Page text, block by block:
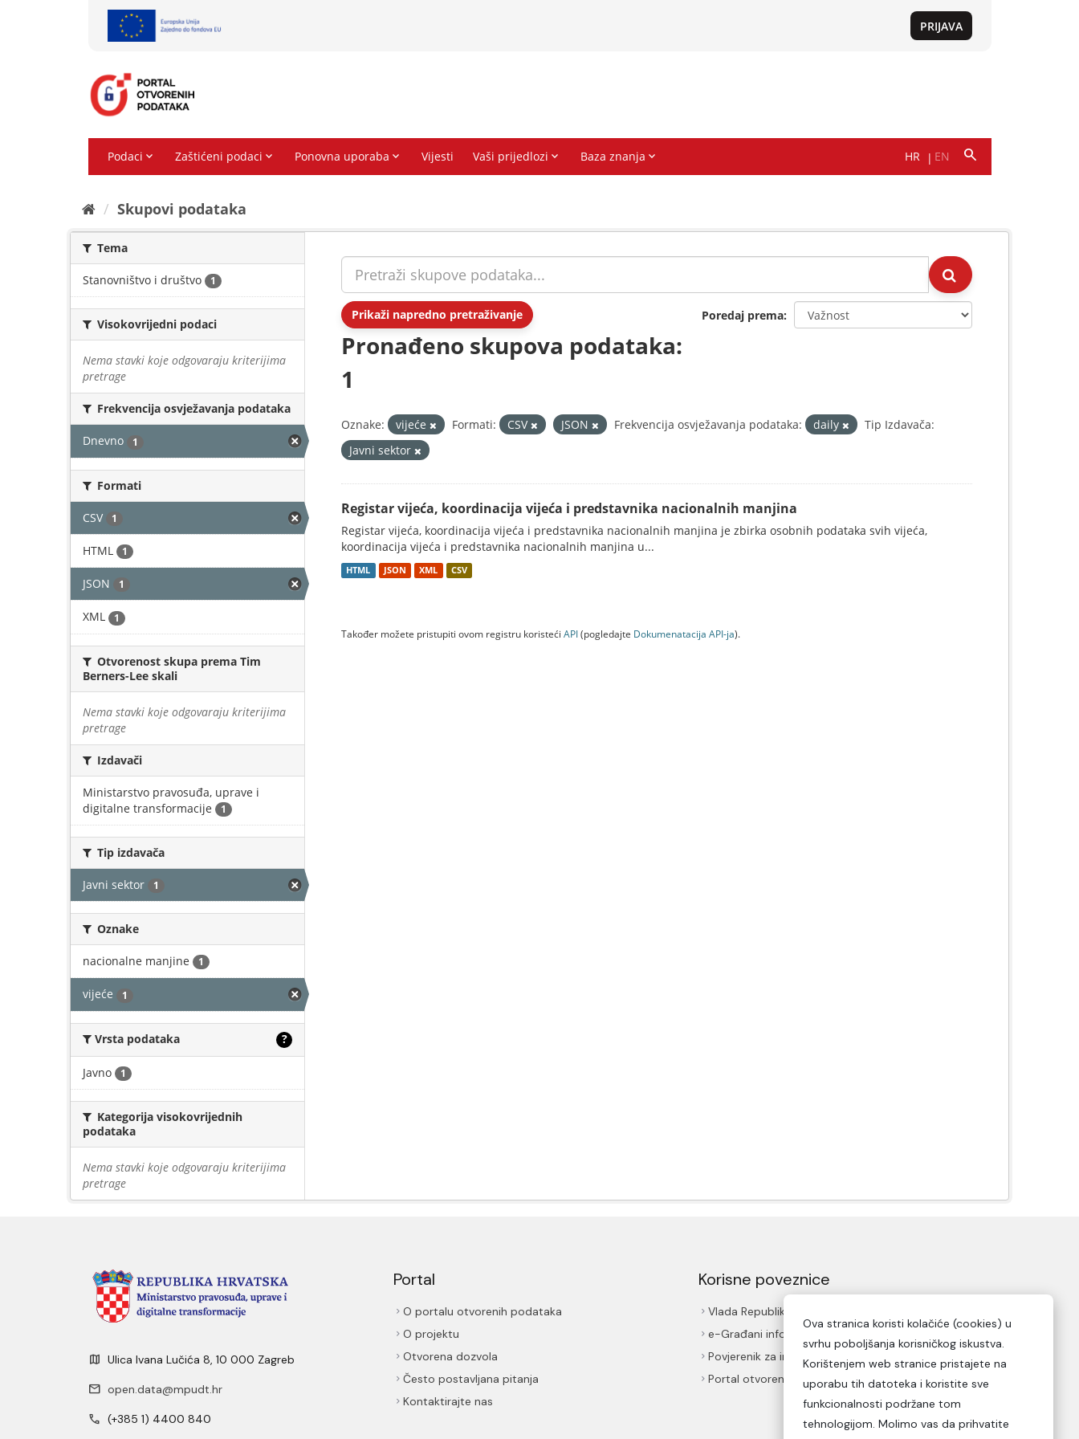
Skupovi podаtаkа
Tema
Stanovništvo i društvo 1
Visokovrijedni podaci
Nema stavki koje odgovaraju kriterijima
pretrage
Frekvencija osvježavanja podataka
Dnevno 1
Formati
CSV 1
HTML 1
JSON 1
XML 1
Otvorenost skupa prema Tim
Berners-Lee skali
Nema stavki koje odgovaraju kriterijima
pretrage
Izdavači
Ministarstvo pravosuđa, uprave i
digitalne transformacije
1
Tip izdavača
Javni sektor 1
Oznake
nacionalne manjine 1
vijeće 1
Vrsta podataka ?
Javno 1
Kategorija visokovrijednih
podataka
Nema stavki koje odgovaraju kriterijima
pretrage
Prikaži napredno pretraživanje Poredaj prema
Pronađeno skupova podataka:
1
Oznake: vijeće Formati: CSV JSON Frekvencija osvježavanja podataka: daily
Tip Izdavača:
Javni sektor
Registar vijeća, koordinacija vijeća i predstavnika nacionalnih manjina
Registar vijeća, koordinacija vijeća i predstavnika nacionalnih manjina je zbirka osobnih podataka svih vijeća,
koordinacija vijeća i predstavnika nacionalnih manjina u...
HTML JSON XML CSV
Također možete pristupiti ovom registru koristeći API(pogledajte Dokumenаtаcijа API-jа).